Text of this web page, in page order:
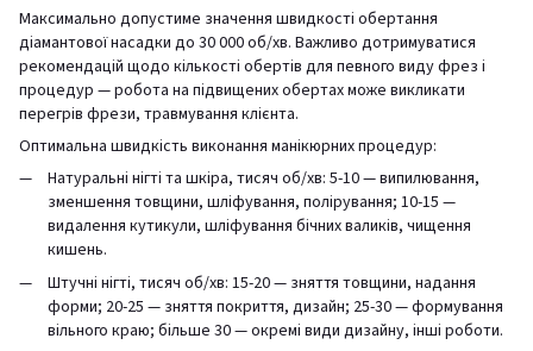
Максимально допустиме значення швидкості обертання
діамантової насадки до 30 000 об/хв. Важливо дотримуватися
рекомендацій щодо кількості обертів для певного виду фрез і
процедур — робота на підвищених обертах може викликати
перегрів фрези, травмування клієнта.
Оптимальна швидкість виконання манікюрних процедур:
Натуральні нігті та шкіра, тисяч об/хв: 5-10 — випилювання,
зменшення товщини, шліфування, полірування; 10-15 —
видалення кутикули, шліфування бічних валиків, чищення
кишень.
Штучні нігті, тисяч об/хв: 15-20 — зняття товщини, надання
форми; 20-25 — зняття покриття, дизайн; 25-30 — формування
вільного краю; більше 30 — окремі види дизайну, інші роботи.